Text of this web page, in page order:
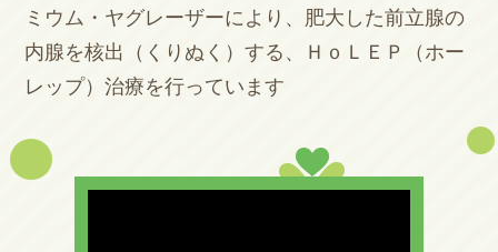
ミウム・ヤグレーザーにより、肥大した前立腺の
内腺を核出（くりぬく）する、ＨｏＬＥＰ（ホー
レップ）治療を行っています